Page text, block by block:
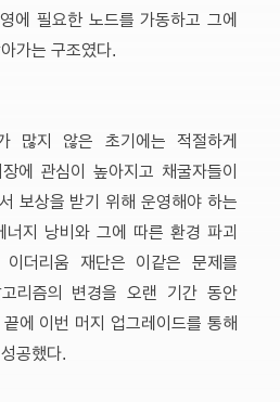
에 필요한 노드를 가동하고 그에
가는 구조였다.
많지 않은 초기에는 적절하게
에 관심이 높아지고 채굴자들이
보상을 받기 위해 운영해야 하는
너지 낭비와 그에 따른 환경 파괴
더리움 재단은 이같은 문제를
리즘의 변경을 오랜 기간 동안
에 이번 머지 업그레이드를 통해
공했다.